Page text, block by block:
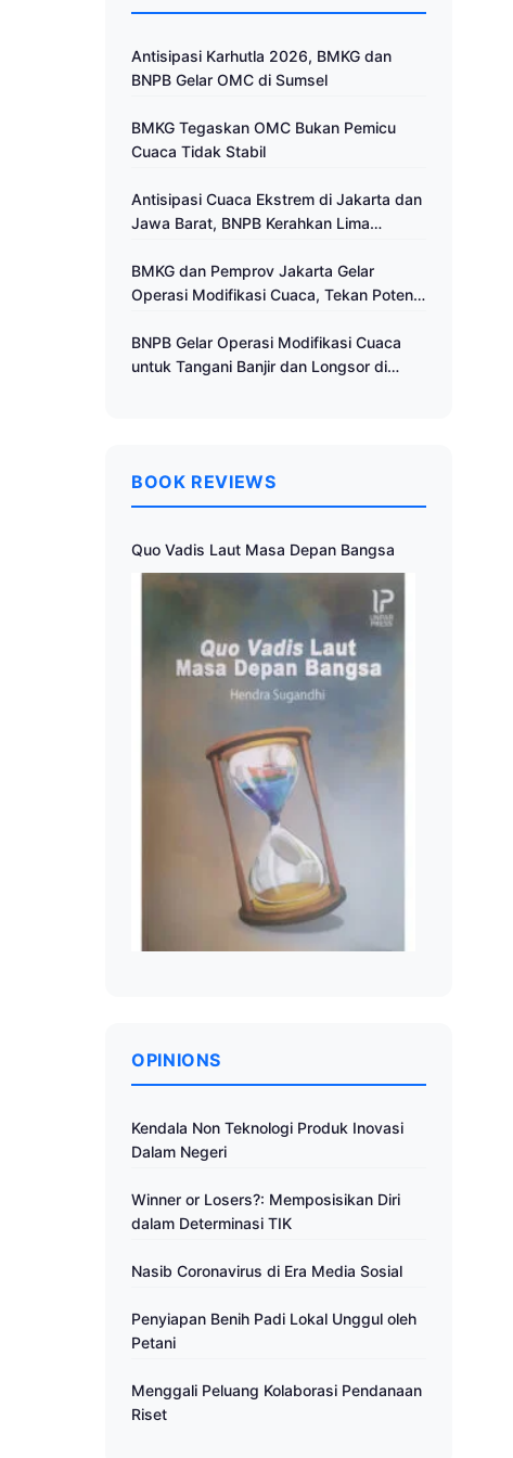
Antisipasi Karhutla 2026, BMKG dan
BNPB Gelar OMC di Sumsel
BMKG Tegaskan OMC Bukan Pemicu
Cuaca Tidak Stabil
Antisipasi Cuaca Ekstrem di Jakarta dan
Jawa Barat, BNPB Kerahkan Lima
Cuaca
BMKG dan Pemprov Jakarta Gelar
Operasi Modifikasi Cuaca, Tekan Potensi
BNPB Gelar Operasi Modifikasi Cuaca
untuk Tangani Banjir dan Longsor di
BOOK REVIEWS
Quo Vadis Laut Masa Depan Bangsa
OPINIONS
Kendala Non Teknologi Produk Inovasi
Dalam Negeri
Winner or Losers?: Memposisikan Diri
dalam Determinasi TIK
Nasib Coronavirus di Era Media Sosial
Penyiapan Benih Padi Lokal Unggul oleh
Petani
Menggali Peluang Kolaborasi Pendanaan
Riset